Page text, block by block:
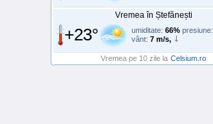
Vremea în Ștefănești
+23° umiditate: 66% presiune:
vânt: 7 m/s,
Vremea pe 10 zile la Celsium.ro